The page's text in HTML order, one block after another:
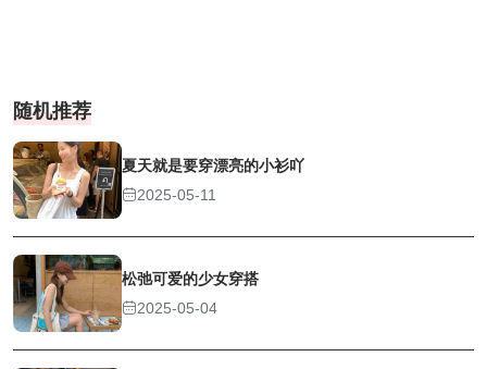
随机推荐
夏天就是要穿漂亮的小衫吖
2025-05-11
松弛可爱的少女穿搭
2025-05-04